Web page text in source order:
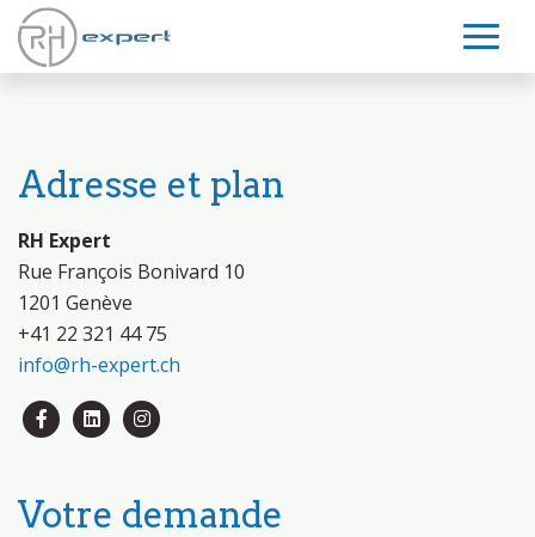
Adresse et plan
RH Expert
Rue François Bonivard 10
1201 Genève
+41 22 321 44 75
info@rh-expert.ch
Votre demande